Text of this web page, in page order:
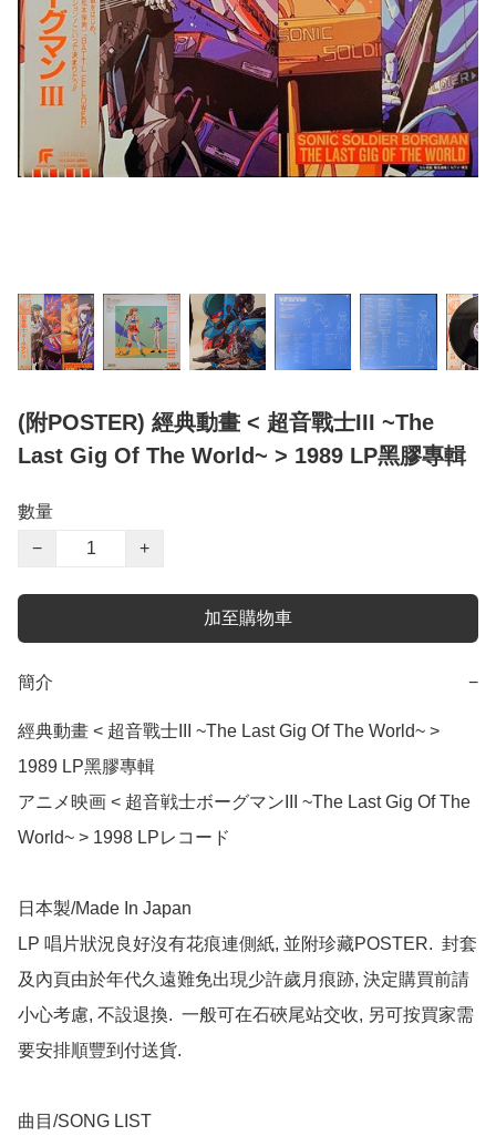
(附POSTER) 經典動畫 < 超音戰士III ~The
Last Gig Of The World~ > 1989 LP黑膠專輯
數量
−
+
加至購物車
簡介 −
經典動畫 < 超音戰士III ~The Last Gig Of The World~ >
1989 LP黑膠專輯
アニメ映画 < 超音戦士ボーグマンIII ~The Last Gig Of The
World~ > 1998 LPレコード
日本製/Made In Japan
LP 唱片狀況良好沒有花痕連側紙, 並附珍藏POSTER.  封套
及內頁由於年代久遠難免出現少許歲月痕跡, 決定購買前請
小心考慮, 不設退換.  一般可在石硤尾站交收, 另可按買家需
要安排順豐到付送貨.
曲目/SONG LIST